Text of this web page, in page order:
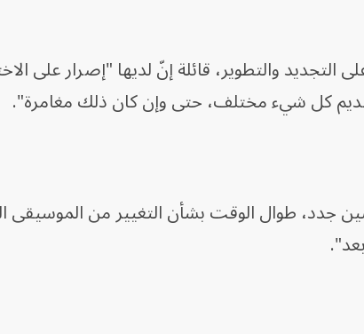
والتطوير، قائلة إنّ لديها "إصرار على
كل شيء مختلف، حتى وإن كان ذلك مغامرة".
جدد، طوال الوقت بشأن التغيير من الموسيقى